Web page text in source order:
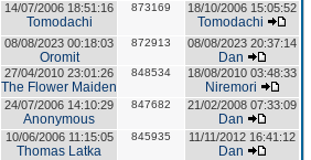
14/07/2006 18:51:16
Tomodachi
873169 18/10/2006 15:05:52
Tomodachi
08/08/2023 00:18:03
Oromit
872913 08/08/2023 20:37:14
Dan
27/04/2010 23:01:26
The Flower Maiden
848534 18/08/2010 03:48:33
Niremori
24/07/2006 14:10:29
Anonymous
847682 21/02/2008 07:33:09
Dan
10/06/2006 11:15:05
Thomas Latka
845935 11/11/2012 16:41:12
Dan